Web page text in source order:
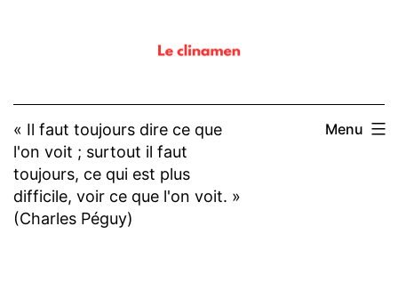
« Il faut toujours dire ce que
l'on voit ; surtout il faut
toujours, ce qui est plus
difficile, voir ce que l'on voit. »
(Charles Péguy)
Menu